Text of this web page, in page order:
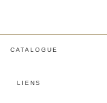
CATALOGUE
LIENS